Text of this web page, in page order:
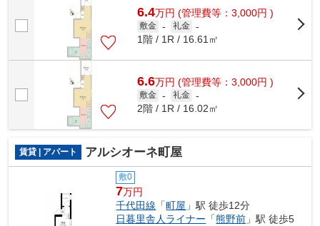
6.4万円 (管理費等：3,000円 )
敷金 - 礼金 -
1階 / 1R / 16.61㎡
6.6万円 (管理費等：3,000円 )
敷金 - 礼金 -
2階 / 1R / 16.02㎡
賃貸 | アパート アルシオーネ町屋
敷0
7万円
千代田線 「町屋 」駅 徒歩12分
日暮里舎人ライナー 「熊野前 」駅 徒歩5